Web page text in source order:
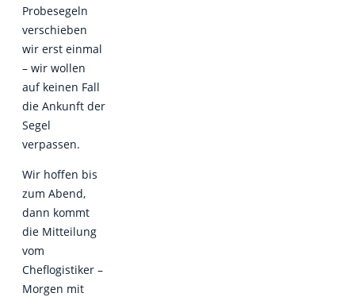
Probesegeln
verschieben
wir erst einmal
– wir wollen
auf keinen Fall
die Ankunft der
Segel
verpassen.
Wir hoffen bis
zum Abend,
dann kommt
die Mitteilung
vom
Cheflogistiker –
Morgen mit